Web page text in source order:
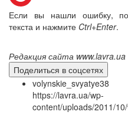
Если вы нашли ошибку,
текста и нажмите Ctrl+Enter.
Редакция сайта www.lavra.ua
Поделиться в соцсетях
volynskie_svyatye38
https://lavra.ua/wp-
content/uploads/2011/